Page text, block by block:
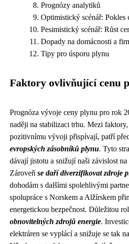
Prognózy analytiků
Optimistický scénář: Pokles
Pesimistický scénář: Růst
Dopady na domácnosti a
Tipy pro úsporu plynu
Faktory ovlivňující cenu
Prognóza vývoje ceny plynu pro rok
naději na stabilizaci trhu. Mezi
pozitivnímu vývoji přispívají, patří
evropských zásobníků plynu. Tyto
dávají jistotu a snižují naši závislost
Zároveň se daří diverzifikovat zdroje
dohodám s dalšími spolehlivými
spolupráce s Norskem a Alžírskem
energetickou bezpečnost. Důležitou
obnovitelných zdrojů energie.
elektráren se vyplácí a snižuje se tak